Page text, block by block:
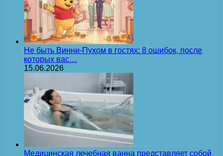
Не быть Винни-Пухом в гостях: 8 ошибок, после
которых вас…
15.06.2026
Медицинская лечебная ванна представляет собой